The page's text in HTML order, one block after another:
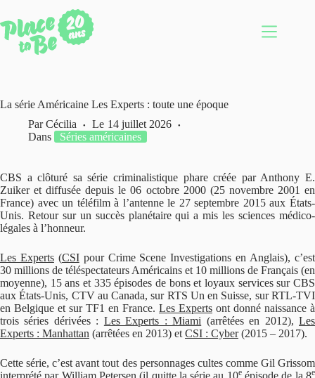
au
contenu
La série Américaine Les Experts : toute une époque
Par Cécilia Le 14 juillet 2026
Dans
Séries américaines
CBS a clôturé sa série criminalistique phare créée par Anthony E.
Zuiker et diffusée depuis le 06 octobre 2000 (25 novembre 2001 en
France) avec un téléfilm à l’antenne le 27 septembre 2015 aux États-
Unis. Retour sur un succès planétaire qui a mis les sciences médico-
légales à l’honneur.
Les Experts(CSIpour Crime Scene Investigations en Anglais), c’est
30 millions de téléspectateurs Américains et 10 millions de Français (en
moyenne), 15 ans et 335 épisodes de bons et loyaux services sur CBS
aux États-Unis, CTV au Canada, sur RTS Un en Suisse, sur RTL-TVI
en Belgique et sur TF1 en France. Les Experts ont donné naissance à
trois séries dérivées : Les Experts : Miami (arrêtées en 2012),Les
Experts : Manhattan (arrêtées en 2013) et CSI : Cyber(2015 – 2017).
Cette série, c’est avant tout des personnages cultes comme Gil Grissom
interprété par William Petersen (il quitte la série au 10eépisode de la 8e